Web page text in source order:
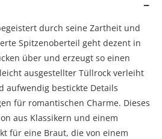
durch seine Zartheit und
Spitzenoberteil geht dezent in
über und erzeugt so einen
ausgestellter Tüllrock verleiht
aufwendig bestickte Details
für romantischen Charme. Dieses
aus Klassikern und einem
für eine Braut, die von einem